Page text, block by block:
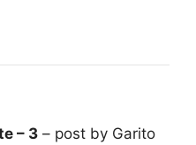
– 3 – post by Garito